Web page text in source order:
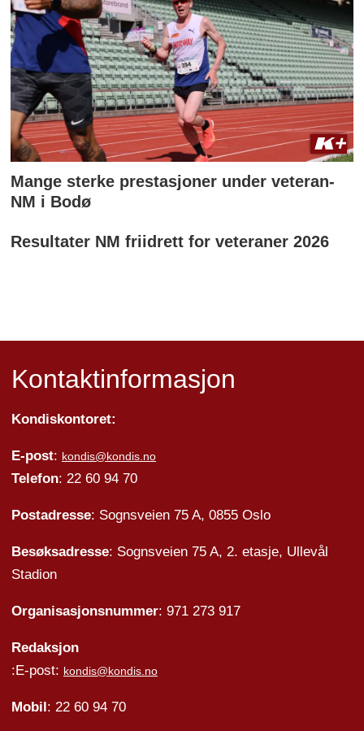
Mange sterke prestasjoner under veteran-
NM i Bodø
Resultater NM friidrett for veteraner 2026
Kontaktinformasjon
Kondiskontoret:
E-post: kondis@kondis.no
Telefon: 22 60 94 70
Postadresse: Sognsveien 75 A, 0855 Oslo
Besøksadresse: Sognsveien 75 A, 2. etasje, Ullevål
Stadion
Organisasjonsnummer: 971 273 917
Redaksjon
:E-post: kondis@kondis.no
Mobil: 22 60 94 70